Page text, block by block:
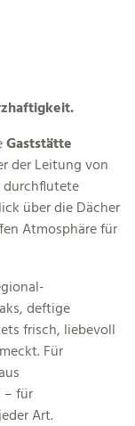
Gaststätte
der Leitung von
durchflutete
über die Dächer
Atmosphäre für
deftige
frisch, liebevoll
Für
– für
Art.